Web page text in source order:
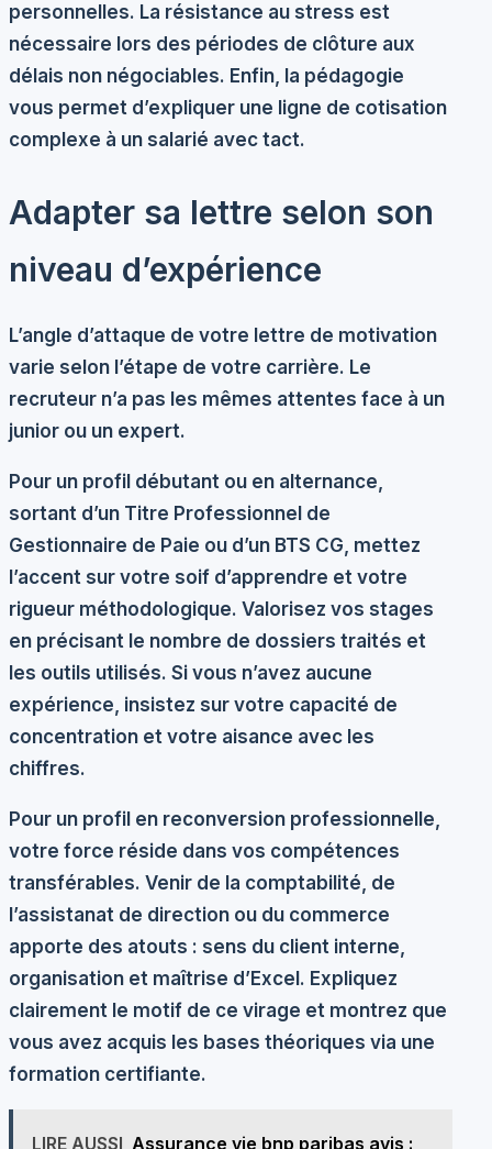
personnelles. La résistance au stress est
nécessaire lors des périodes de clôture aux
délais non négociables. Enfin, la pédagogie
vous permet d’expliquer une ligne de cotisation
complexe à un salarié avec tact.
Adapter sa lettre selon son
niveau d’expérience
L’angle d’attaque de votre lettre de motivation
varie selon l’étape de votre carrière. Le
recruteur n’a pas les mêmes attentes face à un
junior ou un expert.
Pour un profil débutant ou en alternance,
sortant d’un Titre Professionnel de
Gestionnaire de Paie ou d’un BTS CG, mettez
l’accent sur votre soif d’apprendre et votre
rigueur méthodologique. Valorisez vos stages
en précisant le nombre de dossiers traités et
les outils utilisés. Si vous n’avez aucune
expérience, insistez sur votre capacité de
concentration et votre aisance avec les
chiffres.
Pour un profil en reconversion professionnelle,
votre force réside dans vos compétences
transférables. Venir de la comptabilité, de
l’assistanat de direction ou du commerce
apporte des atouts : sens du client interne,
organisation et maîtrise d’Excel. Expliquez
clairement le motif de ce virage et montrez que
vous avez acquis les bases théoriques via une
formation certifiante.
LIRE AUSSI Assurance vie bnp paribas avis :